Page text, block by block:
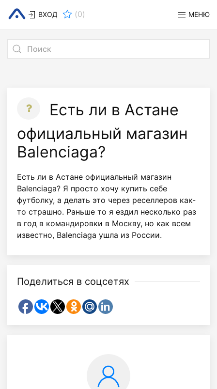
ВХОД (0) МЕНЮ
Есть ли в Астане
официальный магазин
Balenciaga?
Есть ли в Астане официальный магазин
Balenciaga? Я просто хочу купить себе
футболку, а делать это через реселлеров как-
то страшно. Раньше то я ездил несколько раз
в год в командировки в Москву, но как всем
известно, Balenciaga ушла из России.
Поделиться в соцсетях